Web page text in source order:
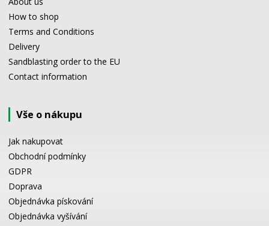
How to shop
Terms and Conditions
Delivery
Sandblasting order to the EU
Contact information
Vše o nákupu
Jak nakupovat
Obchodní podmínky
GDPR
Doprava
Objednávka pískování
Objednávka vyšívání